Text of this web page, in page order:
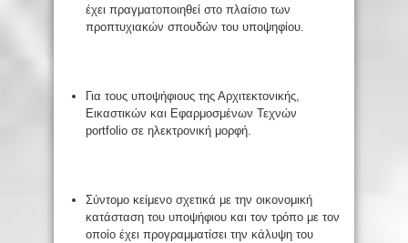
έχει πραγματοποιηθεί στο πλαίσιο των
προπτυχιακών σπουδών του υποψηφίου.
Για τους υποψήφιους της Αρχιτεκτονικής,
Εικαστικών και Εφαρμοσμένων Τεχνών
portfolio σε ηλεκτρονική μορφή.
Σύντομο κείμενο σχετικά με την οικονομική
κατάσταση του υποψήφιου και τον τρόπο με τον
οποίο έχει προγραμματίσει την κάλυψη του